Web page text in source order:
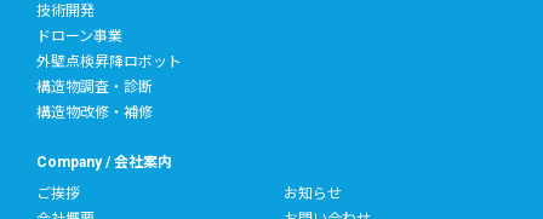
技術開発
ドローン事業
外壁点検昇降ロボット
構造物調査・診断
構造物改修・補修
Company / 会社案内
ご挨拶
お知らせ